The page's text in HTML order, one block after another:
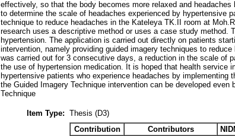
effectively, so that the body becomes more relaxed and
to determine the scale of headaches experienced by hypertensive
technique to reduce headaches in the Kateleya TK.II room at
research uses a descriptive method or uses a case study method.
hypertension. The application is carried out directly on patients
intervention, namely providing guided imagery techniques to
was carried out for 3 consecutive days, a reduction in the scale of
the use of hypertension medication. It is hoped that health
hypertensive patients who experience headaches by
the Guided Imagery Technique intervention can be developed
Technique
Item Type: Thesis (D3)
Contribution Contributors